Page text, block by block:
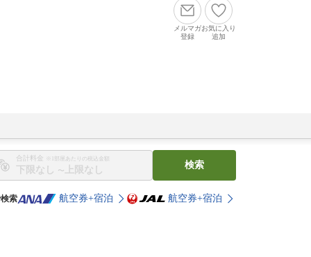
メルマガ
登録
お気に入り
追加
合計料金 ※1部屋あたりの税込金額
〜
検索
索 航空券+宿泊 航空券+宿泊